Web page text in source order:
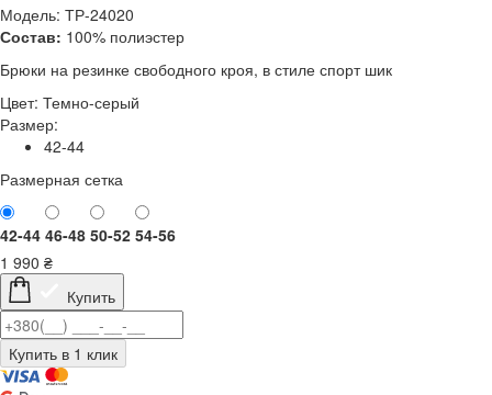
Модель: ТР-24020
Состав: 100% полиэстер
Брюки на резинке свободного кроя, в стиле спорт шик
Цвет: Темно-серый
Размер:
42-44
Размерная сетка
42-44 46-48 50-52 54-56
1 990 ₴
Купить